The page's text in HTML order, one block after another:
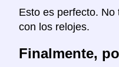
Esto es perfecto.
con los relojes.
Finalmente,